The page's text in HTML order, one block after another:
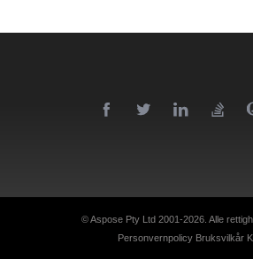
© Aspose Pty Ltd 2001-2026. Alle
Personvernpolicy Bruksvilkår